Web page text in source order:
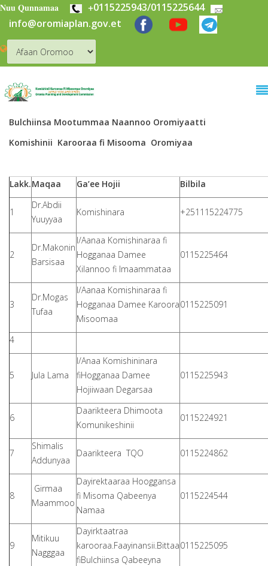
Skip to main content
Nuu Qunnamaa +0115225943/0115225644
info@oromiaplan.gov.et
Bulchiinsa Mootummaa Naannoo Oromiyaatti
Komishinii Karooraa fi Misooma Oromiyaa
Lakk.Maqaa Ga’ee Hojii Bilbila
1
Dr.Abdii
Yuuyyaa
Komishinara +251115224775
2
Dr.Makonin
Barsisaa
I/Aanaa Komishinaraa fi
Hogganaa Damee
Xilannoo fi Imaammataa
0115225464
3
Dr.Mogas
Tufaa
I/Aanaa Komishinaraa fi
Hogganaa Damee Karoora
Misoomaa
0115225091
4
5 Jula Lama
I/Anaa Komishininara
fiHogganaa Damee
Hojiiwaan Degarsaa
0115225943
6
Daarikteera Dhimoota
Komunikeshinii
0115224921
7
Shimalis
Addunyaa
Daarikteera TQO 0115224862
8
Girmaa
Maammoo
Dayirektaaraa Hooggansa
fi Misoma Qabeenya
Namaa
0115224544
9
Mitikuu
Nagggaa
Dayirktaatraa
karooraa.Faayinansii.Bittaa
fiBulchiinsa Qabeeyna
0115225095